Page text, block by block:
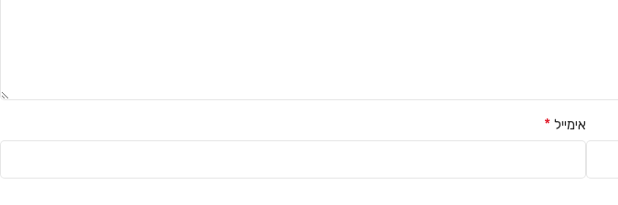
אימייל *